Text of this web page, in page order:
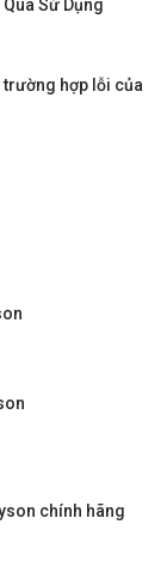
Qua Sử Dụng
hợp lỗi của
chính hãng